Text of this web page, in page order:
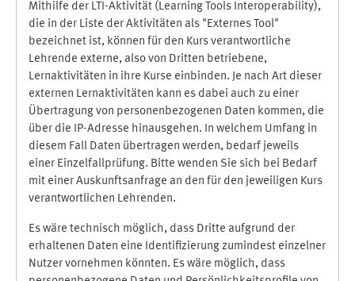
Mithilfe der LTI-Aktivität (Learning Tools Interoperability),
die in der Liste der Aktivitäten als "Externes Tool"
bezeichnet ist, können für den Kurs verantwortliche
Lehrende externe, also von Dritten betriebene,
Lernaktivitäten in ihre Kurse einbinden. Je nach Art dieser
externen Lernaktivitäten kann es dabei auch zu einer
Übertragung von personenbezogenen Daten kommen, die
über die IP-Adresse hinausgehen. In welchem Umfang in
diesem Fall Daten übertragen werden, bedarf jeweils
einer Einzelfallprüfung. Bitte wenden Sie sich bei Bedarf
mit einer Auskunftsanfrage an den für den jeweiligen Kurs
verantwortlichen Lehrenden.
Es wäre technisch möglich, dass Dritte aufgrund der
erhaltenen Daten eine Identifizierung zumindest einzelner
Nutzer vornehmen könnten. Es wäre möglich, dass